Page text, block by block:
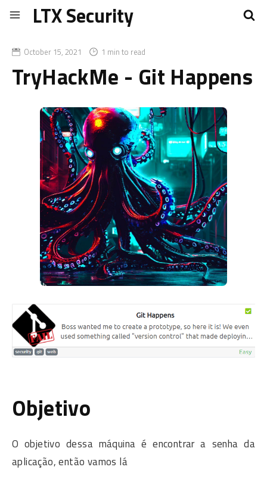
LTX Security
October 15, 2021 1 min to read
TryHackMe - Git Happens
Objetivo
O objetivo dessa máquina é encontrar a senha da
aplicação, então vamos lá